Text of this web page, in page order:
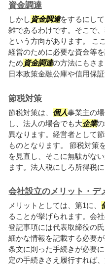
資金調達
しかし 資金調達をするにし
雑であるわけです。そこで
という方向があります。 こ
経営のために必要な資金等
ため資金調達の方法にもさ
日本政策金融公庫や信用保
節税対策
節税対策は、 個人事業主の
し、法人の場合でも大企業
異なります。経営者として
ものとなります。 節税対策
を見直し、そこに無駄がな
ます。法人税にしろ所得税
会社設立のメリット・デ
メリットとしては、第1に、
ることが挙げられます。会
登記事項には代表取締役の
細かな情報を記載する必要
条文に則った手続きが必要
定の手続きさえ履行すれば